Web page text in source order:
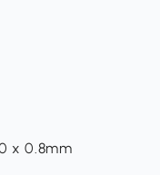
x 0.8mm